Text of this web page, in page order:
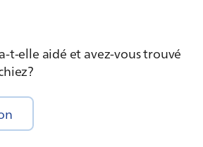
t-elle aidé et avez-vous trouvé